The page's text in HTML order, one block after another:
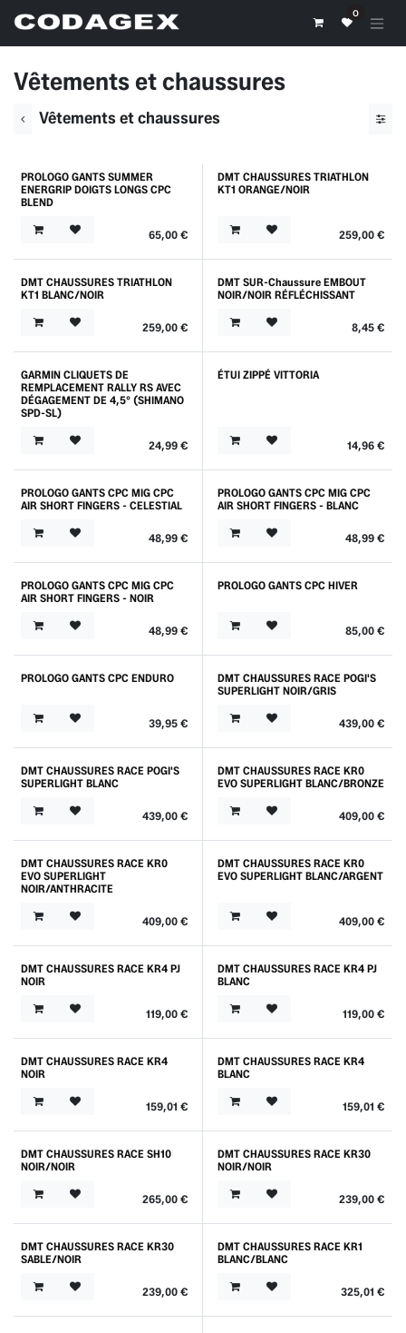
0
Vêtements et chaussures
Vêtements et chaussures
Outlet
PROLOGO GANTS SUMMER
ENERGRIP DOIGTS LONGS CPC
BLEND
65,00€
Outlet
DMT CHAUSSURES TRIATHLON
KT1 ORANGE/NOIR
259,00€
Outlet
DMT CHAUSSURES TRIATHLON
KT1 BLANC/NOIR
259,00€
DMT SUR-Chaussure EMBOUT
NOIR/NOIR RÉFLÉCHISSANT
8,45€
Outlet
GARMIN CLIQUETS DE
REMPLACEMENT RALLY RS AVEC
DÉGAGEMENT DE 4,5° (SHIMANO
SPD-SL)
24,99€
ÉTUI ZIPPÉ VITTORIA
14,96€
Nouveau !
PROLOGO GANTS CPC MIG CPC
AIR SHORT FINGERS - CELESTIAL
48,99€ Nouveau !
PROLOGO GANTS CPC MIG CPC
AIR SHORT FINGERS - BLANC
48,99€
Nouveau !
PROLOGO GANTS CPC MIG CPC
AIR SHORT FINGERS - NOIR
48,99€
PROLOGO GANTS CPC HIVER
85,00€
PROLOGO GANTS CPC ENDURO
39,95€
DMT CHAUSSURES RACE POGI'S
SUPERLIGHT NOIR/GRIS
439,00€
DMT CHAUSSURES RACE POGI'S
SUPERLIGHT BLANC
439,00€ Nouveau !
DMT CHAUSSURES RACE KR0
EVO SUPERLIGHT BLANC/BRONZE
409,00€
Nouveau !
DMT CHAUSSURES RACE KR0
EVO SUPERLIGHT
NOIR/ANTHRACITE
409,00€
Nouveau !
DMT CHAUSSURES RACE KR0
EVO SUPERLIGHT BLANC/ARGENT
409,00€
DMT CHAUSSURES RACE KR4 PJ
NOIR
119,00€
DMT CHAUSSURES RACE KR4 PJ
BLANC
119,00€
DMT CHAUSSURES RACE KR4
NOIR
159,01 €
DMT CHAUSSURES RACE KR4
BLANC
159,01 €
DMT CHAUSSURES RACE SH10
NOIR/NOIR
265,00€
DMT CHAUSSURES RACE KR30
NOIR/NOIR
239,00€
DMT CHAUSSURES RACE KR30
SABLE/NOIR
239,00€
DMT CHAUSSURES RACE KR1
BLANC/BLANC
325,01 €